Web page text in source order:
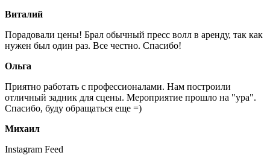
Виталий
Порадовали цены! Брал обычный пресс волл в аренду, так как
нужен был один раз. Все честно. Спасибо!
Ольга
Приятно работать с профессионалами. Нам построили
отличный задник для сцены. Мероприятие прошло на "ура".
Спасибо, буду обращаться еще =)
Михаил
Instagram Feed